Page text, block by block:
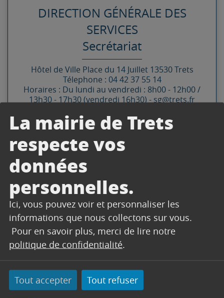
La mairie de Trets
respecte vos
données
personnelles.
Ici, vous pouvez voir et personnaliser les
informations que nous collectons sur vous.
Pour en savoir plus, merci de lire notre
politique de confidentialité.
Tout accepter Tout refuser
DIRECTION GÉNÉRALE DES
SERVICES
Secrétariat
Hôtel de Ville Place du 14 Juillet 13530 Trets
Télephone : 04 42 37 55 14
Horaires : Du lundi au vendredi : 8h00 - 12h00 /
13h30 - 17h30 (vendredi 16h30) - sg@trets.fr
Contacter par mail
Contacter
DOCUMENTS
CONSEIL MUNICIPAL DU 19
SEPTEMBRE 2023 – ORDRE DU
PDF-258 Ko -